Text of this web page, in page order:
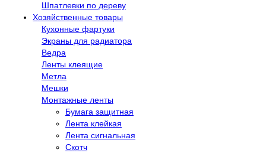
Шпатлевки по дереву
Хозяйственные товары
Кухонные фартуки
Экраны для радиатора
Ведра
Ленты клеящие
Метла
Мешки
Монтажные ленты
Бумага защитная
Лента клейкая
Лента сигнальная
Скотч